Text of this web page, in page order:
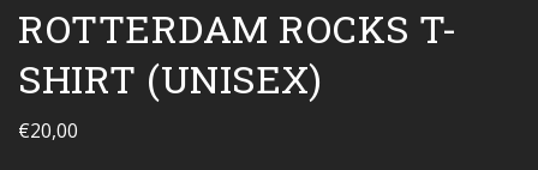
ROTTERDAM ROCKS T-
SHIRT (UNISEX)
€20,00